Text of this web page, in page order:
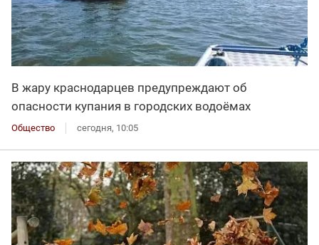
В жару краснодарцев предупреждают об
опасности купания в городских водоёмах
Общество сегодня, 10:05